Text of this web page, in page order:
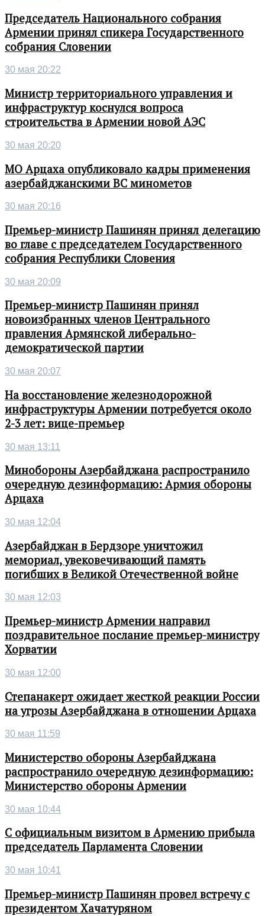
Председатель Национального собрания
Армении принял спикера Государственного
собрания Словении
30 мая 20:22
Министр территориального управления и
инфраструктур коснулся вопроса
строительства в Армении новой АЭС
30 мая 20:20
МО Арцаха опубликовало кадры применения
азербайджанскими ВС минометов
30 мая 20:16
Премьер-министр Пашинян принял делегацию
во главе с председателем Государственного
собрания Республики Словения
30 мая 20:09
Премьер-министр Пашинян принял
новоизбранных членов Центрального
правления Армянской либерально-
демократической партии
30 мая 20:07
На восстановление железнодорожной
инфраструктуры Армении потребуется около
2-3 лет: вице-премьер
30 мая 13:11
Минобороны Азербайджана распространило
очередную дезинформацию: Армия обороны
Арцаха
30 мая 12:04
Азербайджан в Бердзоре уничтожил
мемориал, увековечивающий память
погибших в Великой Отечественной войне
30 мая 12:03
Премьер-министр Армении направил
поздравительное послание премьер-министру
Хорватии
30 мая 12:00
Степанакерт ожидает жесткой реакции России
на угрозы Азербайджана в отношении Арцаха
30 мая 11:59
Министерство обороны Азербайджана
распространило очередную дезинформацию:
Министерство обороны Армении
30 мая 10:44
С официальным визитом в Армению прибыла
председатель Парламента Словении
30 мая 10:41
Премьер-министр Пашинян провел встречу с
президентом Хачатуряном